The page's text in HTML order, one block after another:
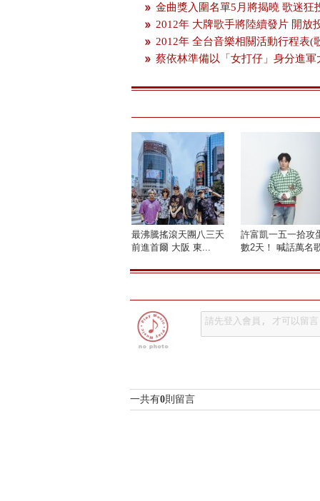
金曲獎入圍名單5月將揭曉 歌迷狂
2012年 大牌歌手將陸續發片 開放
2012年 全台音樂相關活動行程表(
蔡依林準備以「女打仔」身分進軍
最沸騰搖滾天團八三夭
前進首爾 大阪 東...
許富凱一五一拾攻
數2天！ 喊話萬名
一共有0則留言